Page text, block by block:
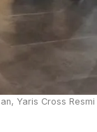
Yaris Cross